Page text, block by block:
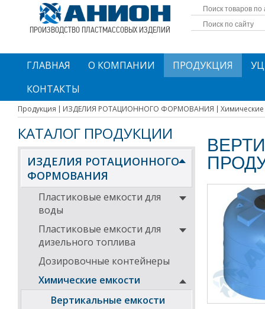
ПРОИЗВОДСТВО ПЛАСТМАССОВЫХ ИЗДЕЛИЙ
ГЛАВНАЯ О КОМПАНИИ ПРОДУКЦИЯ
КОНТАКТЫ
Продукция ИЗДЕЛИЯ РОТАЦИОННОГО ФОРМОВАНИЯ
КАТАЛОГ ПРОДУКЦИИ
ИЗДЕЛИЯ РОТАЦИОННОГО
ФОРМОВАНИЯ
Пластиковые емкости для
воды
Пластиковые емкости для
дизельного топлива
Дозировочные контейнеры
Химические емкости
Вертикальные емкости